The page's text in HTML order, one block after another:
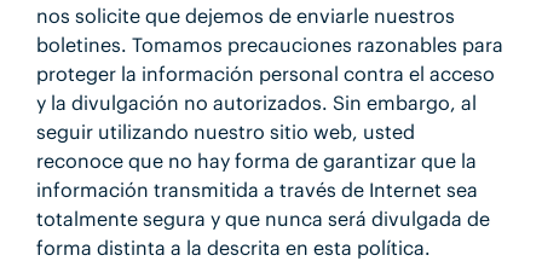
nos solicite que dejemos de enviarle nuestros
boletines. Tomamos precauciones razonables para
proteger la información personal contra el acceso
y la divulgación no autorizados. Sin embargo, al
seguir utilizando nuestro sitio web, usted
reconoce que no hay forma de garantizar que la
información transmitida a través de Internet sea
totalmente segura y que nunca será divulgada de
forma distinta a la descrita en esta política.